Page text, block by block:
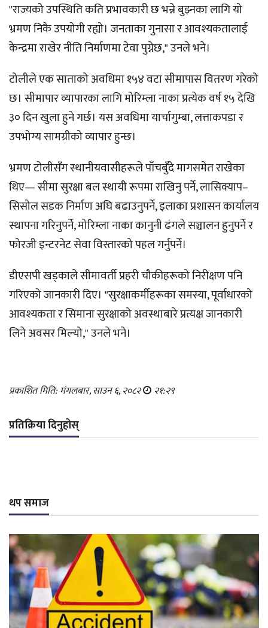
"राज्यको उपस्थिति कति प्रभावकारी छ भन्ने बुझ्नका लागि यो
भ्रमण निकै उपयोगी रह्यो। जनताका गुनासा र आवश्यकतालाई
केन्द्रमा राखेर नीति निर्माणमा टेवा पुग्नेछ," उनले भने।
टोलीले एक साताको अवधिमा १५४ वटा सीमापास वितरण गरेको
छ। सीमापार व्यापारका लागि मोरिम्ला नाका प्रत्येक वर्ष १५ देखि
३० दिन खुला हुने गर्छ। यस अवधिमा यार्चागुम्बा, लत्ताकपडा र
उपभोग्य सामग्रीको व्यापार हुन्छ।
भ्रमण टोलीसँग स्थानीयवासीहरूले पाँचबुँदे मागसमेत राखेका
थिए— सीमा सुरक्षा बल स्थायी रूपमा राखिनु पर्ने, लासिक्याप–
सिसोल सडक निर्माण अघि बढाउनुपर्ने, इलाका प्रशासन कार्यालय
स्थापना गरिनुपर्ने, मोरिम्ला नाका कानुनी ढंगले सञ्चालन हुनुपर्ने र
फोरजी इन्टरनेट सेवा विस्तारको पहल गर्नुपर्ने।
डीएसपी खड्काले सीमावर्ती प्रहरी चौकीहरूको निरीक्षण पनि
गरिएको जानकारी दिए। "सुरक्षाकर्मीहरूका समस्या, पूर्वाधारको
आवश्यकता र सिमाना सुरक्षाको अवस्थाबारे प्रत्यक्ष जानकारी
लिने अवसर मिल्यो," उनले भने।
प्रकाशित मिति: मंगलबार, साउन ६, २०८२ २१:२९
प्रतिक्रिया दिनुहोस्
थप समाज